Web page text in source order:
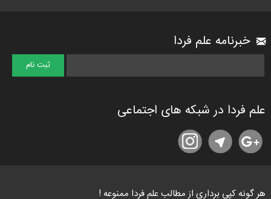
خبرنامه علم فردا
علم فردا در شبکه های اجتماعی
هر گونه کپی برداری از مطالب علم فردا ممنوعه !